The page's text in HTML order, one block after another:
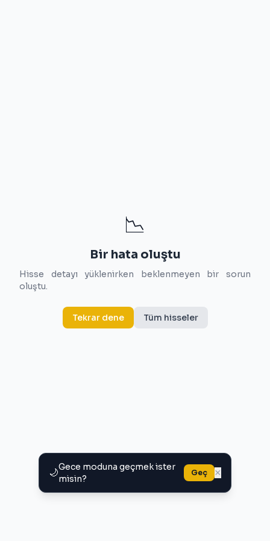
🌙Gece moduna geçmek ister
misin?
Geç ×
📉
Bir hata oluştu
Hisse detayı yüklenirken beklenmeyen bir sorun
oluştu.
Tekrar dene Tüm hisseler